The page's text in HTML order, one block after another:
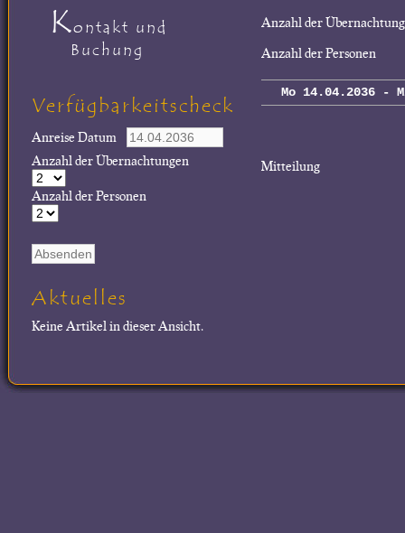
Anzahl der
Anzahl der Personen
Mo 14.04.2036 -
Mitteilung
Kontakt und
Buchung
Verfügbarkeitscheck
Anreise Datum
Anzahl der Übernachtungen
Anzahl der Personen
Aktuelles
Keine Artikel in dieser Ansicht.